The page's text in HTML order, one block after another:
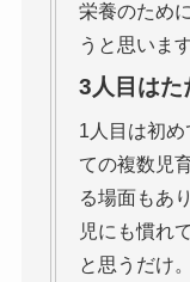
栄養のため
うと思います
3人目はた
1人目は初
ての複数児
る場面もあ
児にも慣れ
と思うだけ